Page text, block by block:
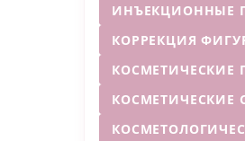
ИНЪЕКЦИОННЫЕ
КОРРЕКЦИЯ
КОСМЕТИЧЕСКИЕ
КОСМЕТИЧЕСКИЕ